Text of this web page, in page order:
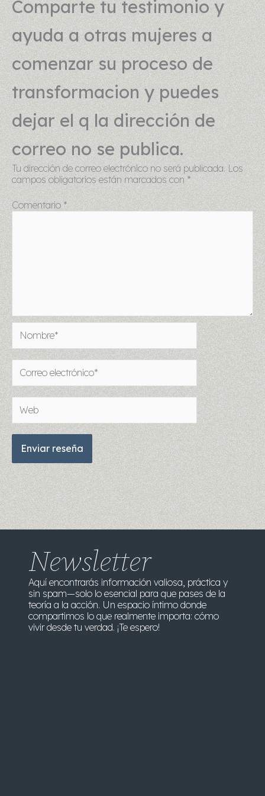
Comparte tu testimonio y
ayuda a otras mujeres a
comenzar su proceso de
transformacion y puedes
dejar el q la dirección de
correo no se publica.
Tu dirección de correo electrónico no será publicada. Los
campos obligatorios están marcados con *
Comentario *
Nombre*
Correo
electrónico*
Web
Newsletter
Aquí encontrarás información valiosa, práctica y
sin spam—solo lo esencial para que pases de la
teoría a la acción. Un espacio íntimo donde
compartimos lo que realmente importa: cómo
vivir desde tu verdad. ¡Te espero!